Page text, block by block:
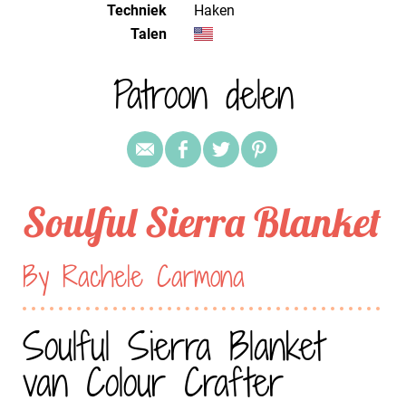
Techniek
haken
Talen
Patroon delen
Soulful Sierra Blanket
By Rachele Carmona
Soulful Sierra Blanket
van Colour Crafter